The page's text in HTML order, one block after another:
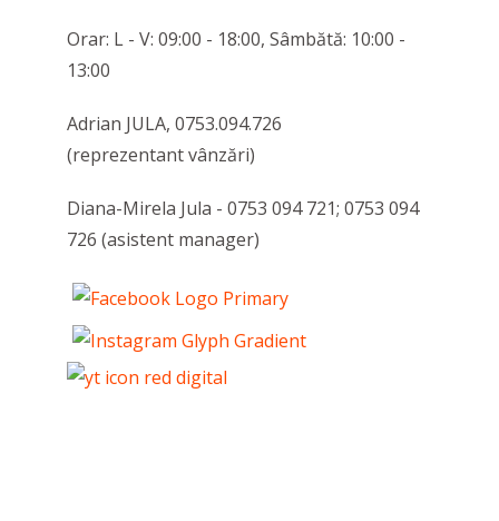
Orar: L - V: 09:00 - 18:00, Sâmbătă: 10:00 -
13:00
Adrian JULA, 0753.094.726
(reprezentant vânzări)
Diana-Mirela Jula - 0753 094 721; 0753 094
726 (asistent manager)